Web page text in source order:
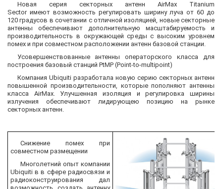
Новая серия секторных антенн AirMax Titanium
Sectorимеют возможность регулировать ширину луча от 60 до
120 градусов в сочетании с отличной изоляцией, новые секторные
антенны обеспечивают дополнительную масштабируемость и
производительность в окружающей среды с высоким уровнем
помех и при совместном расположении антенн базовой станции.
Усовершенствованные антенны операторского класса для
построения базовый станций PtMP (Point-to-multipoint)
Компания Ubiquiti разработала новую серию секторных антенн
повышенной производительности, которые пополняют антенны
класса AirMax. Улучшенная изоляция и регулировка ширины
излучения обеспечивают лидирующею позицию на рынке
секторных антенн.
Снижение помех при
совместном размещении
Многолетний опыт компании
Ubiquiti в в сфере радиосвязи и
радиоконструирования дал